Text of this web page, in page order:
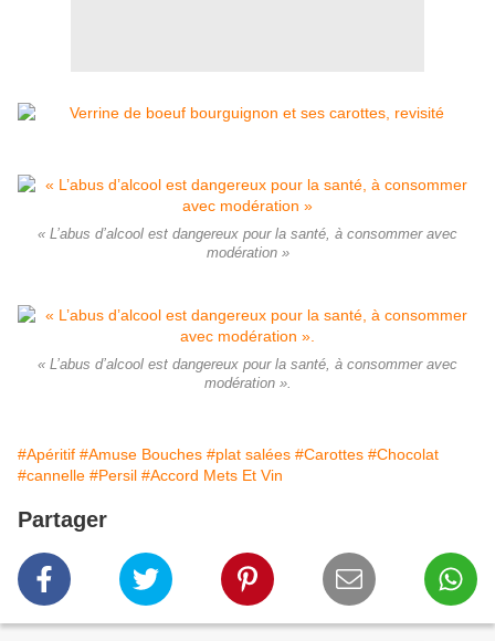
« L’abus d’alcool est dangereux pour la santé, à consommer avec
modération »
« L’abus d’alcool est dangereux pour la santé, à consommer avec
modération ».
#Apéritif #Amuse Bouches #plat salées #Carottes #Chocolat
#cannelle #Persil #Accord Mets Et Vin
Partager